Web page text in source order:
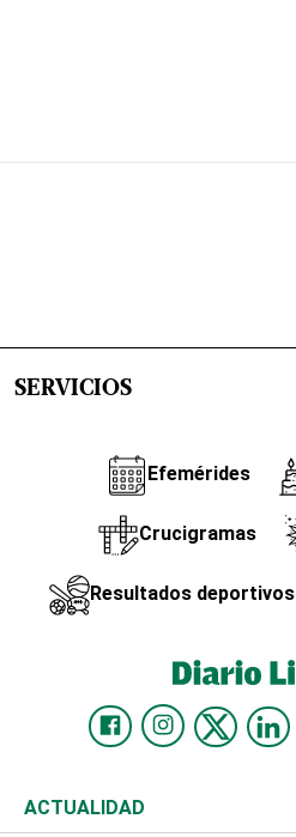
SERVICIOS
Efemérides
Crucigramas
Resultados deportivos
ACTUALIDAD